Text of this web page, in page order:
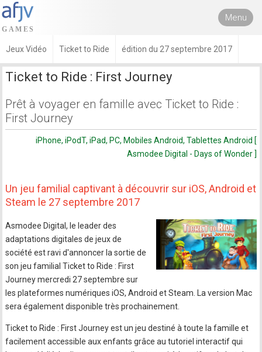
Menu
Jeux Vidéo Ticket to Ride édition du 27 septembre 2017
Ticket to Ride : First Journey
Prêt à voyager en famille avec Ticket to Ride :
First Journey
iPhone, iPodT, iPad, PC, Mobiles Android, Tablettes Android [
Asmodee Digital - Days of Wonder ]
Un jeu familial captivant à découvrir sur iOS, Android et
Steam le 27 septembre 2017
Asmodee Digital, le leader des
adaptations digitales de jeux de
société est ravi d'annoncer la sortie de
son jeu familial Ticket to Ride : First
Journey mercredi 27 septembre sur
les plateformes numériques iOS, Android et Steam. La version Mac
sera également disponible très prochainement.
Ticket to Ride : First Journey est un jeu destiné à toute la famille et
facilement accessible aux enfants grâce au tutoriel interactif qui